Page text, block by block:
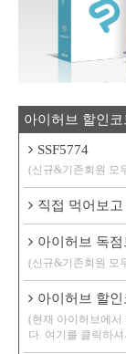
아이허브 할인코
SSF5774
(신규&기존회원 모
직접 먹어보
아이허브 독점
(신규&기존회원 모
아이허브 할인
(현재 아이허브에서
다. 여기를 클릭하